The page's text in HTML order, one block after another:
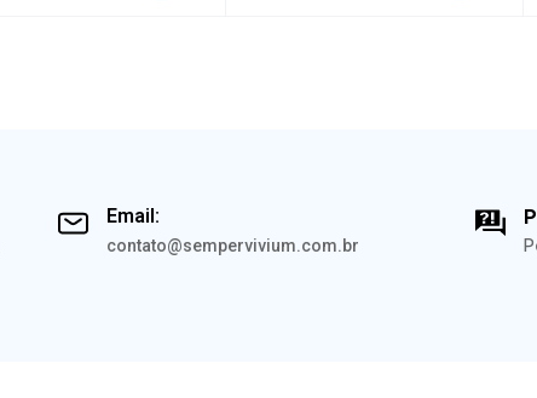
Email:
contato@sempervivium.com.br